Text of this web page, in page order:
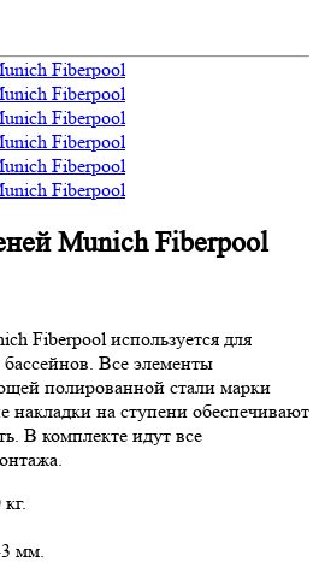
Munich Fiberpool
Fiberpool используется для
Все элементы
полированной стали марки
накладки на ступени обеспечивают
В комплекте идут все
мм.